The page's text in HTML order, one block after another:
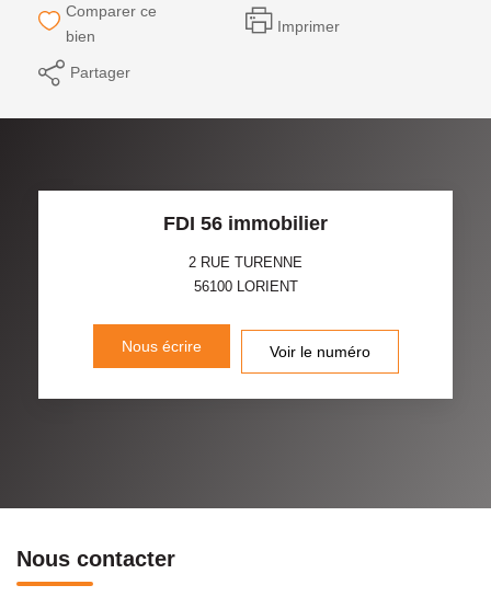
Comparer ce
bien
Imprimer
Partager
FDI 56 immobilier
2 RUE TURENNE
56100 LORIENT
Nous écrire Voir le numéro
Nous contacter